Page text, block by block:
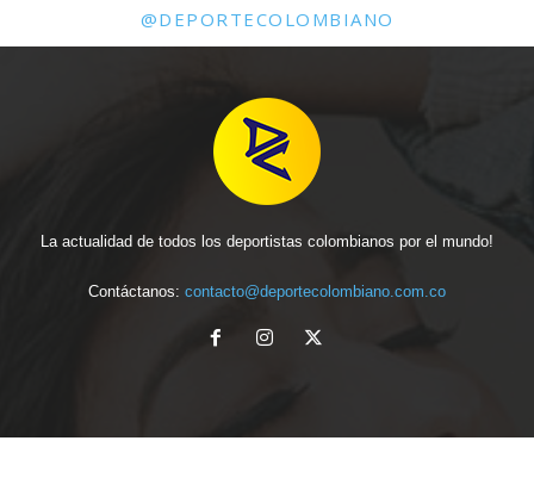
@DEPORTECOLOMBIANO
La actualidad de todos los deportistas colombianos por el mundo!
Contáctanos: contacto@deportecolombiano.com.co